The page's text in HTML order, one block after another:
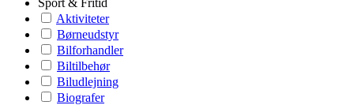
Sport & Fritid
Aktiviteter
Børneudstyr
Bilforhandler
Biltilbehør
Biludlejning
Biografer